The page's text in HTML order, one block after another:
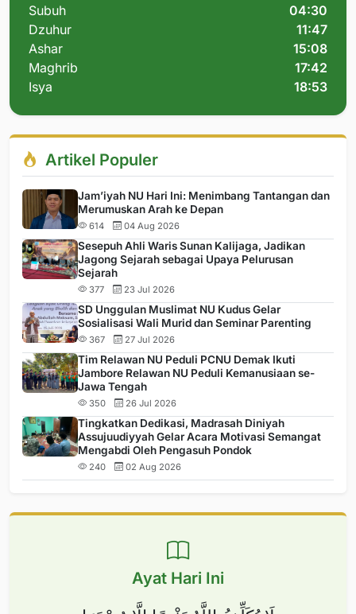
Subuh
04:30
Dzuhur
11:47
Ashar
15:08
Maghrib
17:42
Isya
18:53
Artikel Populer
Jam’iyah NU Hari Ini: Menimbang Tantangan dan
Merumuskan Arah ke Depan
614 04 Aug 2026
Sesepuh Ahli Waris Sunan Kalijaga, Jadikan
Jagong Sejarah sebagai Upaya Pelurusan
Sejarah
377 23 Jul 2026
SD Unggulan Muslimat NU Kudus Gelar
Sosialisasi Wali Murid dan Seminar Parenting
367 27 Jul 2026
Tim Relawan NU Peduli PCNU Demak Ikuti
Jambore Relawan NU Peduli Kemanusiaan se-
Jawa Tengah
350 26 Jul 2026
Tingkatkan Dedikasi, Madrasah Diniyah
Assujuudiyyah Gelar Acara Motivasi Semangat
Mengabdi Oleh Pengasuh Pondok
240 02 Aug 2026
Ayat Hari Ini